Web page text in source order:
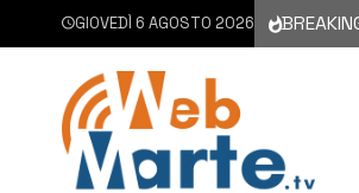
GIOVEDÌ 6 AGOSTO 20266 AGOSTO 2026